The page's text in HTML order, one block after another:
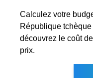
Calculez votre
République
découvrez le coût
prix.